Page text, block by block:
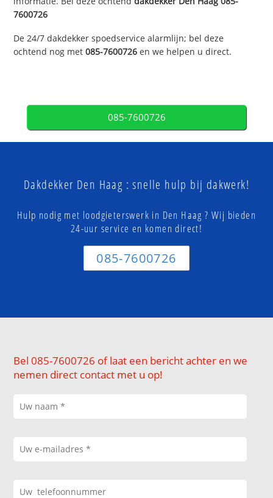
7600726
De 24/7 dakdekker spoedservice alarmlijn; bel deze
ochtend nog met085-7600726 en we helpen u direct.
085-7600726
Dakdekker Den Haag : snelle hulp bij dakwerk!
Hulp nodig met loodgieterswerk in Den Haag ? Wij bieden
24-uur service en komen direct!
085-7600726
Bel 085-7600726 of laat een bericht achter en we
nemen direct contact met u op!